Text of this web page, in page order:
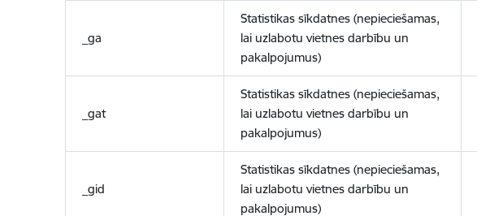
_ga
Statistikas sīkdatnes (nepieciešamas,
lai uzlabotu vietnes darbību un
pakalpojumus)
_gat
Statistikas sīkdatnes (nepieciešamas,
lai uzlabotu vietnes darbību un
pakalpojumus)
_gid
Statistikas sīkdatnes (nepieciešamas,
lai uzlabotu vietnes darbību un
pakalpojumus)